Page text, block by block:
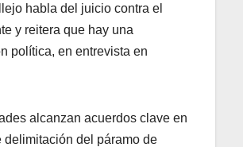
habla del juicio contra el
y reitera que hay una
política, en entrevista en
alcanzan acuerdos clave en
delimitación del páramo de